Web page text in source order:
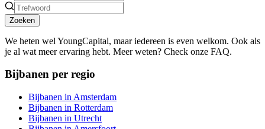
Zoeken
We heten wel YoungCapital, maar iedereen is even welkom. Ook als
je al wat meer ervaring hebt. Meer weten? Check onze FAQ.
Bijbanen per regio
Bijbanen in Amsterdam
Bijbanen in Rotterdam
Bijbanen in Utrecht